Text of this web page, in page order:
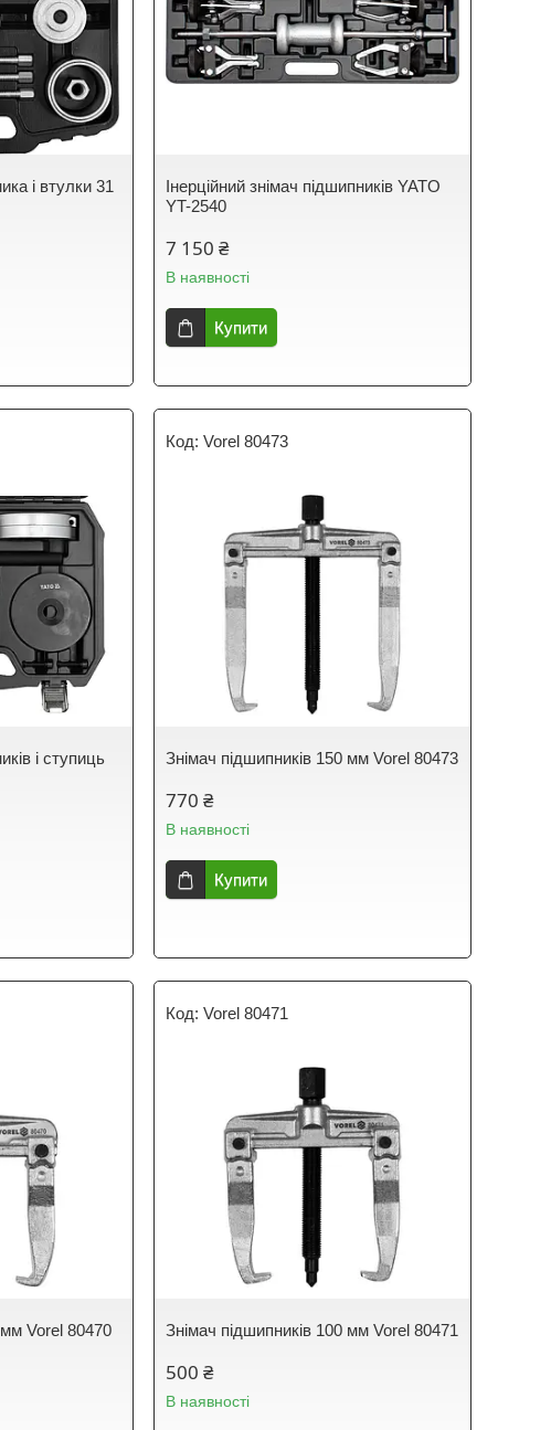
і втулки 31
Інерційний знімач підшипників YATO
YT-2540
7 150 ₴
В наявності
Купити
і ступиць
Vorel 80473
Знімач підшипників 150 мм Vorel 80473
770 ₴
В наявності
Купити
мм Vorel 80470
Vorel 80471
Знімач підшипників 100 мм Vorel 80471
500 ₴
В наявності